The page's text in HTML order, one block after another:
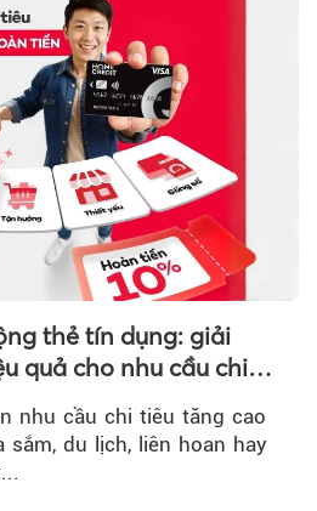
thẻ tín dụng: giải
quả cho nhu cầu chi
nhu cầu chi tiêu tăng cao
sắm, du lịch, liên hoan hay